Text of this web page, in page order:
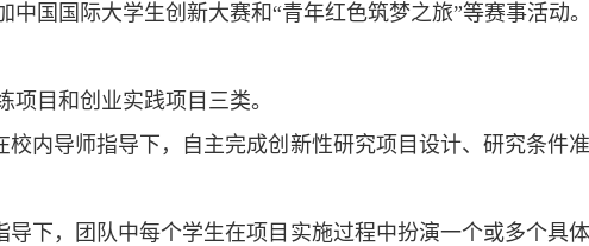
国国际大学生创新大赛和“青年红色筑梦之旅”等赛事活动。
目和创业实践项目三类。
内导师指导下，自主完成创新性研究项目设计、研究条件
下，团队中每个学生在项目实施过程中扮演一个或多个具